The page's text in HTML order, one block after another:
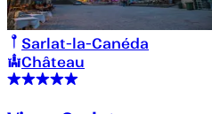
Sarlat-la-Canéda
Château